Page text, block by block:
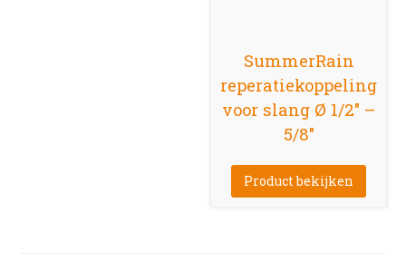
SummerRain
reperatiekoppeling
voor slang Ø 1/2″ –
5/8″
Product bekijken